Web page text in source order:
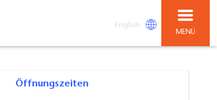
English
MENÜ
Öffnungszeiten